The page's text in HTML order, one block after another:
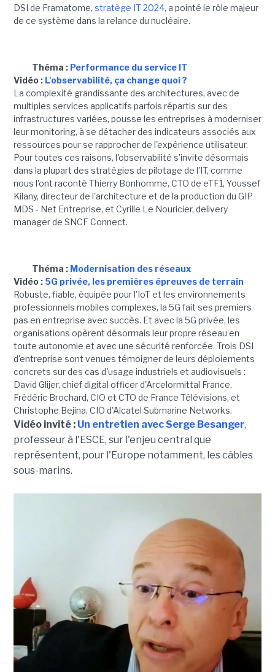
DSI de Framatome, stratège IT 2024, a pointé le rôle majeur
de ce système dans la relance du nucléaire.
Théma : Performance du service IT
Vidéo : L'observabilité, ça change quoi ?
La complexité grandissante des architectures, avec de
multiples services applicatifs parfois répartis sur des
infrastructures variées, pousse les entreprises à moderniser
leur monitoring, à se détacher des indicateurs associés aux
ressources pour se rapprocher de l'expérience utilisateur.
Pour toutes ces raisons, l'observabilité s'invite désormais
dans la plupart des stratégies de pilotage de l'IT, comme
nous l'ont raconté Thierry Bonhomme, CTO de eTF1, Youssef
Kilany, directeur de l'architecture et de la production du GIP
MDS - Net Entreprise, et Cyrille Le Nouricier, delivery
manager de SNCF Connect.
Théma : Modernisation des réseaux
Vidéo : 5G privée, les premières épreuves de terrain
Robuste, fiable, équipée pour l'IoT et les environnements
professionnels mobiles complexes, la 5G fait ses premiers
pas en entreprise avec succès. Et avec la 5G privée, les
organisations opèrent désormais leur propre réseau en
toute autonomie et avec une sécurité renforcée. Trois DSI
d'entreprise sont venues témoigner de leurs déploiements
concrets sur des cas d'usage industriels et audiovisuels :
David Glijer, chief digital officer d'Arcelormittal France,
Frédéric Brochard, CIO et CTO de France Télévisions, et
Christophe Bejina, CIO d'Alcatel Submarine Networks.
Vidéo invité : Un entretien avec Serge Besanger,
professeur à l'ESCE, sur l'enjeu central que
représentent, pour l'Europe notamment, les câbles
sous-marins.